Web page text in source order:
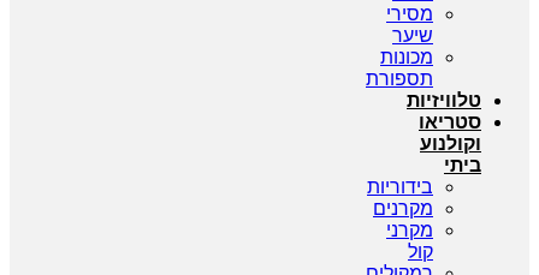
מסירי
שיער
מכונות
תספורת
טלוויזיות
סטריאו
וקולנוע
ביתי
בידוריות
מקרנים
מקרני
קול